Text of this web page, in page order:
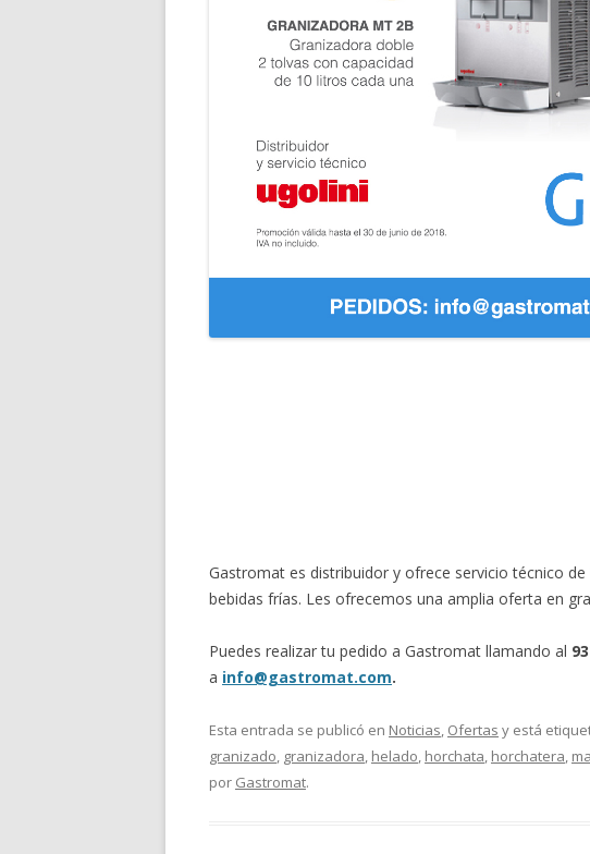
Gastromat es distribuidor y ofrece servicio técnico
bebidas frías. Les ofrecemos una amplia oferta en
Puedes realizar tu pedido a Gastromat llamando al
a info@gastromat.com.
Esta entrada se publicó en Noticias, Ofertas y está
granizado, granizadora, helado, horchata, horchatera,
por Gastromat.